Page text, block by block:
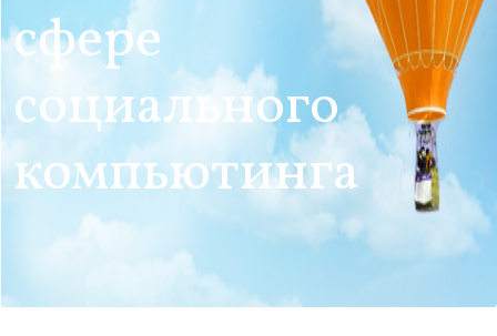
сфере
социального
компьютинга